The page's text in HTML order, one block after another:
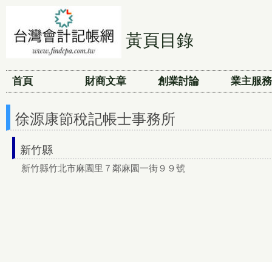
黃頁目錄
首頁 財商文章 創業討論 業主服務
徐源康節稅記帳士事務所
新竹縣
新竹縣竹北市麻園里７鄰麻園一街９９號